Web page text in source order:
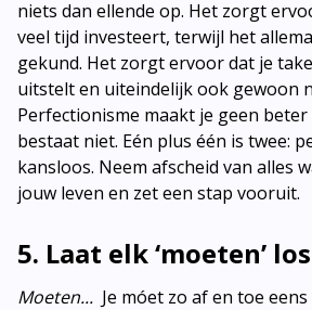
niets dan ellende op. Het zorgt
veel tijd investeert, terwijl het
gekund. Het zorgt ervoor dat je
uitstelt en uiteindelijk ook gewoon
Perfectionisme maakt je geen
bestaat niet. Eén plus één is twee:
kansloos. Neem afscheid van alles
jouw leven en zet een stap vooruit.
5. Laat elk ‘moeten’ los
Moeten... Je móet zo af en toe